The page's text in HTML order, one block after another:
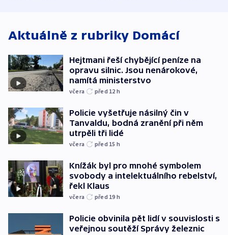
Aktuálně z rubriky Domácí
Hejtmani řeší chybějící peníze na
opravu silnic. Jsou nenárokové,
namítá ministerstvo
včera před 12 h
Policie vyšetřuje násilný čin v
Tanvaldu, bodná zranění při něm
utrpěli tři lidé
včera před 15 h
Knížák byl pro mnohé symbolem
svobody a intelektuálního rebelství,
řekl Klaus
včera před 19 h
Policie obvinila pět lidí v souvislosti s
veřejnou soutěží Správy železnic